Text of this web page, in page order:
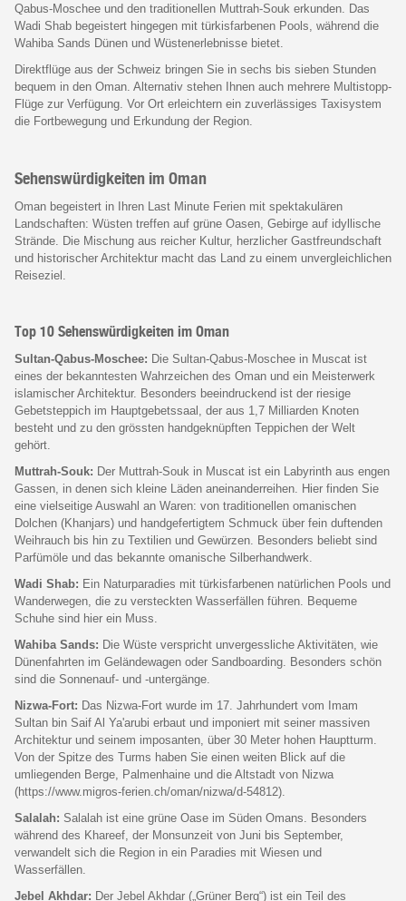
Qabus-Moschee und den traditionellen Muttrah-Souk erkunden. Das
Wadi Shab begeistert hingegen mit türkisfarbenen Pools, während die
Wahiba Sands Dünen und Wüstenerlebnisse bietet.
Direktflüge aus der Schweiz bringen Sie in sechs bis sieben Stunden
bequem in den Oman. Alternativ stehen Ihnen auch mehrere Multistopp-
Flüge zur Verfügung. Vor Ort erleichtern ein zuverlässiges Taxisystem
die Fortbewegung und Erkundung der Region.
Sehenswürdigkeiten im Oman
Oman begeistert in Ihren Last Minute Ferien mit spektakulären
Landschaften: Wüsten treffen auf grüne Oasen, Gebirge auf idyllische
Strände. Die Mischung aus reicher Kultur, herzlicher Gastfreundschaft
und historischer Architektur macht das Land zu einem unvergleichlichen
Reiseziel.
Top 10 Sehenswürdigkeiten im Oman
Sultan-Qabus-Moschee: Die Sultan-Qabus-Moschee in Muscat ist
eines der bekanntesten Wahrzeichen des Oman und ein Meisterwerk
islamischer Architektur. Besonders beeindruckend ist der riesige
Gebetsteppich im Hauptgebetssaal, der aus 1,7 Milliarden Knoten
besteht und zu den grössten handgeknüpften Teppichen der Welt
gehört.
Muttrah-Souk: Der Muttrah-Souk in Muscat ist ein Labyrinth aus engen
Gassen, in denen sich kleine Läden aneinanderreihen. Hier finden Sie
eine vielseitige Auswahl an Waren: von traditionellen omanischen
Dolchen (Khanjars) und handgefertigtem Schmuck über fein duftenden
Weihrauch bis hin zu Textilien und Gewürzen. Besonders beliebt sind
Parfümöle und das bekannte omanische Silberhandwerk.
Wadi Shab: Ein Naturparadies mit türkisfarbenen natürlichen Pools und
Wanderwegen, die zu versteckten Wasserfällen führen. Bequeme
Schuhe sind hier ein Muss.
Wahiba Sands: Die Wüste verspricht unvergessliche Aktivitäten, wie
Dünenfahrten im Geländewagen oder Sandboarding. Besonders schön
sind die Sonnenauf- und -untergänge.
Nizwa-Fort: Das Nizwa-Fort wurde im 17. Jahrhundert vom Imam
Sultan bin Saif Al Ya'arubi erbaut und imponiert mit seiner massiven
Architektur und seinem imposanten, über 30 Meter hohen Hauptturm.
Von der Spitze des Turms haben Sie einen weiten Blick auf die
umliegenden Berge, Palmenhaine und die Altstadt von Nizwa
(https://www.migros-ferien.ch/oman/nizwa/d-54812).
Salalah: Salalah ist eine grüne Oase im Süden Omans. Besonders
während des Khareef, der Monsunzeit von Juni bis September,
verwandelt sich die Region in ein Paradies mit Wiesen und
Wasserfällen.
Jebel Akhdar: Der Jebel Akhdar („Grüner Berg“) ist ein Teil des